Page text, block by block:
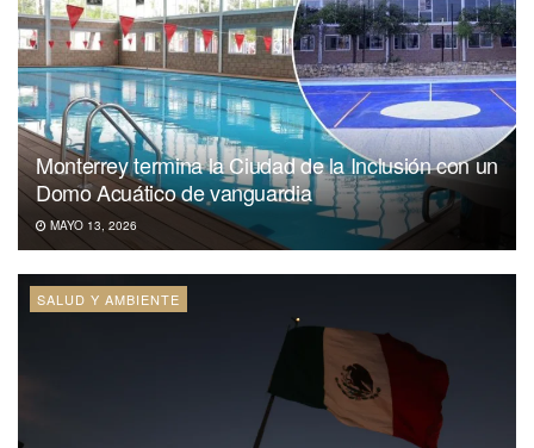
Monterrey termina la Ciudad de la Inclusión con un
Domo Acuático de vanguardia
MAYO 13, 2026
SALUD Y AMBIENTE